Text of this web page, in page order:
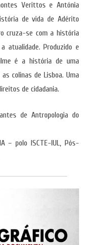
Verittos e Antónia
de vida de Adérito
cruza-se com a história
atualidade. Produzido e
é a história de uma
colinas de Lisboa. Uma
de cidadania.
de Antropologia do
– polo ISCTE-IUL, Pós-